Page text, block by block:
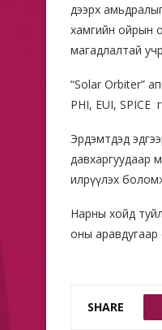
дээрх
хамгийн ойрын
магадлалтай
“Solar Orbiter”
PHI, EUI, SPICE
Эрдэмтдэд
давхаргуудаар
илрүүлэх
Нарны хойд
оны аравдугаар
SHARE